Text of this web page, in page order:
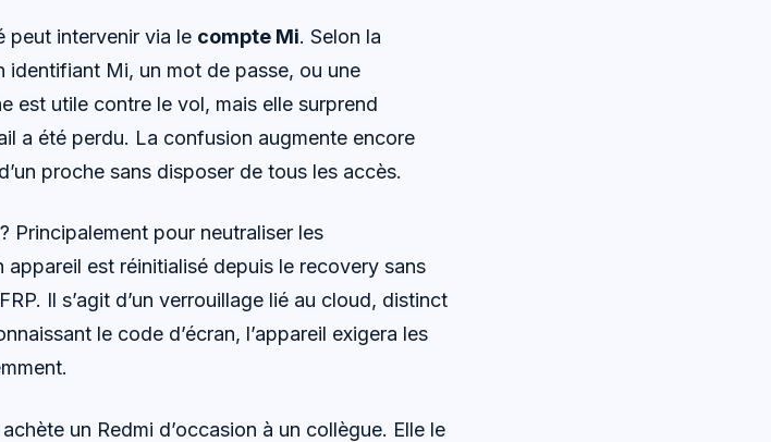
peut intervenir via le compte Mi. Selon la
identifiant Mi, un mot de passe, ou une
est utile contre le vol, mais elle surprend
a été perdu. La confusion augmente encore
proche sans disposer de tous les accès.
Principalement pour neutraliser les
est réinitialisé depuis le recovery sans
Il s’agit d’un verrouillage lié au cloud, distinct
le code d’écran, l’appareil exigera les
un Redmi d’occasion à un collègue. Elle le